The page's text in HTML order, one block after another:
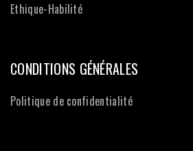
Ethique-Habilité
CONDITIONS GÉNÉRALES
Politique de confidentialité